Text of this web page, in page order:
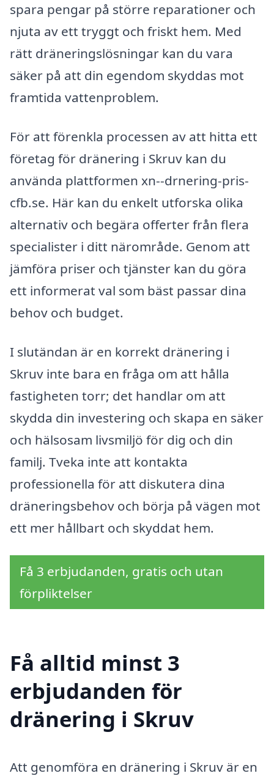
spara pengar på större reparationer och
njuta av ett tryggt och friskt hem. Med
rätt dräneringslösningar kan du vara
säker på att din egendom skyddas mot
framtida vattenproblem.
För att förenkla processen av att hitta ett
företag för dränering i Skruv kan du
använda plattformen xn--drnering-pris-
cfb.se. Här kan du enkelt utforska olika
alternativ och begära offerter från flera
specialister i ditt närområde. Genom att
jämföra priser och tjänster kan du göra
ett informerat val som bäst passar dina
behov och budget.
I slutändan är en korrekt dränering i
Skruv inte bara en fråga om att hålla
fastigheten torr; det handlar om att
skydda din investering och skapa en säker
och hälsosam livsmiljö för dig och din
familj. Tveka inte att kontakta
professionella för att diskutera dina
dräneringsbehov och börja på vägen mot
ett mer hållbart och skyddat hem.
Få 3 erbjudanden, gratis och utan
förpliktelser
Få alltid minst 3
erbjudanden för
dränering i Skruv
Att genomföra en dränering i Skruv är en